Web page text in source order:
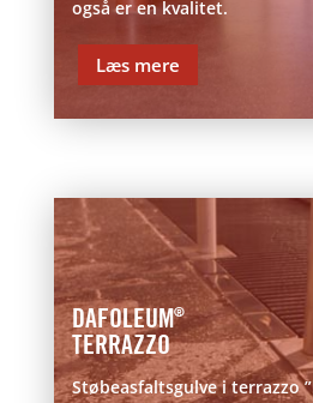
også er en kvalitet.
Læs mere
DAFOLEUM®
TERRAZZO
Støbeasfaltsgulve i terrazzo